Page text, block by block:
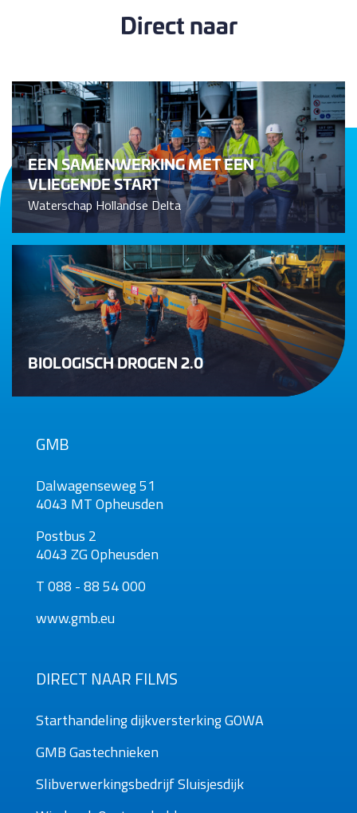
Direct naar
EEN SAMENWERKING MET EEN
VLIEGENDE START
Waterschap Hollandse Delta
BIOLOGISCH DROGEN 2.0
GMB
Dalwagenseweg 51
4043 MT Opheusden
Postbus 2
4043 ZG Opheusden
T 088 - 88 54 000
www.gmb.eu
DIRECT NAAR FILMS
Starthandeling dijkversterking GOWA
GMB Gastechnieken
Slibverwerkingsbedrijf Sluisjesdijk